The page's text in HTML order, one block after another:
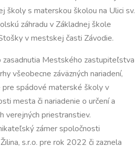
školy s materskou školou na Ulici sv.
záhradu v Základnej škole
v mestskej časti Závodie.
Mestského zastupiteľstva
všeobecne záväzných nariadení,
pre spádové materské školy v
mesta či nariadenie o určení a
verejných priestranstiev.
zámer spoločnosti
s.r.o. pre rok 2022 či zaznela